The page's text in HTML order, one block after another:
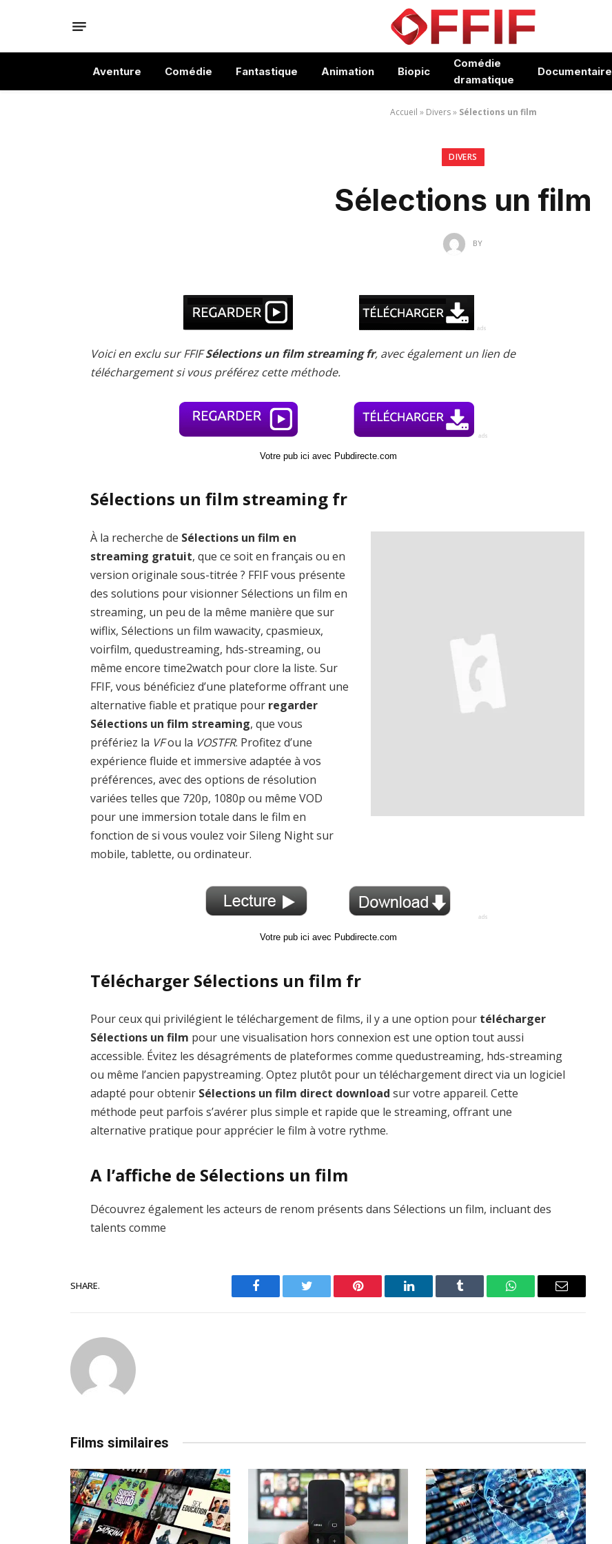
Aventure Comédie Fantastique Animation Biopic
Comédie
dramatique
Documentaire
Accueil » Divers» Sélections un film
DIVERS
Sélections un film
BY
Voici en exclu sur FFIFSélections un film streaming fr, avec également un lien de
téléchargement si vous préférez cette méthode.
Votre pub ici avec Pubdirecte.com
Sélections un film streaming fr
À la recherche de Sélections un film en
streaming gratuit, que ce soit en français ou en
version originale sous-titrée ? FFIF vous présente
des solutions pour visionner Sélections un film en
streaming, un peu de la même manière que sur
wiflix, Sélections un film wawacity, cpasmieux,
voirfilm, quedustreaming, hds-streaming, ou
même encore time2watch pour clore la liste. Sur
FFIF, vous bénéficiez d’une plateforme offrant une
alternative fiable et pratique pour regarder
Sélections un film streaming, que vous
préfériez la VFou la VOSTFR. Profitez d’une
expérience fluide et immersive adaptée à vos
préférences, avec des options de résolution
variées telles que 720p, 1080p ou même VOD
pour une immersion totale dans le film en
fonction de si vous voulez voir Sileng Night sur
mobile, tablette, ou ordinateur.
Votre pub ici avec Pubdirecte.com
Télécharger Sélections un film fr
Pour ceux qui privilégient le téléchargement de films, il y a une option pour télécharger
Sélections un film pour une visualisation hors connexion est une option tout aussi
accessible. Évitez les désagréments de plateformes comme quedustreaming, hds-streaming
ou même l’ancien papystreaming. Optez plutôt pour un téléchargement direct via un logiciel
adapté pour obtenir Sélections un film direct download sur votre appareil. Cette
méthode peut parfois s’avérer plus simple et rapide que le streaming, offrant une
alternative pratique pour apprécier le film à votre rythme.
A l’affiche de Sélections un film
Découvrez également les acteurs de renom présents dans Sélections un film, incluant des
talents comme
SHARE.
Facebook Twitter Pinterest LinkedIn Tumblr WhatsAppEmail
Films similaires